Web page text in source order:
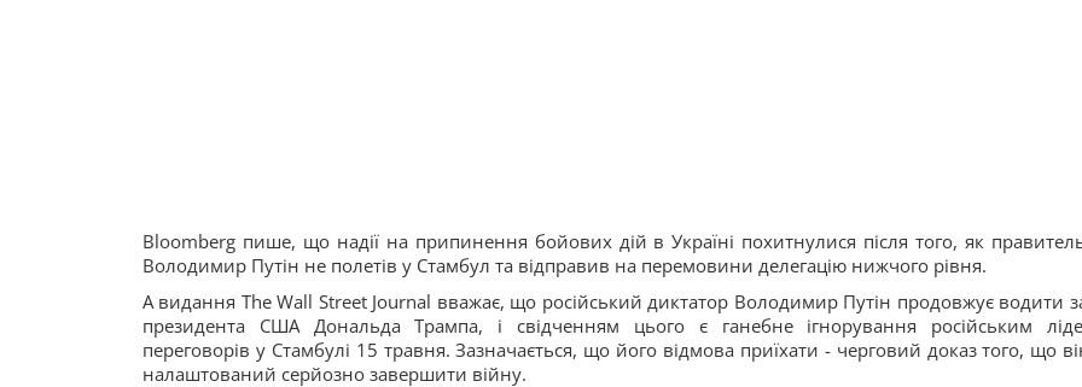
Bloomberg пише, що надії на припинення бойових дій в Україні похитнулися після того, як
Володимир Путін не полетів у Стамбул та відправив на перемовини делегацію нижчого рівня.
А видання The Wall Street Journal вважає, що російський диктатор Володимир Путін продовжує водити
президента США Дональда Трампа, і свідченням цього є ганебне ігнорування російським
переговорів у Стамбулі 15 травня. Зазначається, що його відмова приїхати - черговий доказ того, що
налаштований серйозно завершити війну.